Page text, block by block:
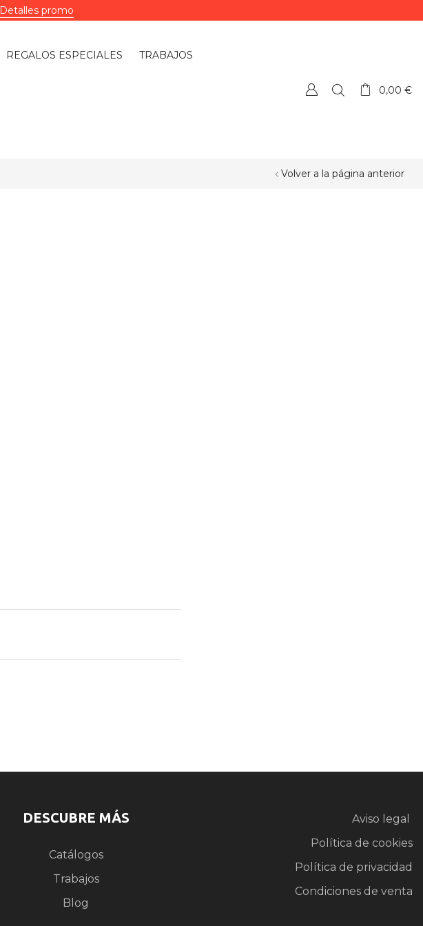
Detalles promo
REGALOS ESPECIALES TRABAJOS
0,00€
Volver a la página anterior
DESCUBRE MÁS
Catálogos
Trabajos
Blog
Aviso legal
Política de cookies
Política de privacidad
Condiciones de venta